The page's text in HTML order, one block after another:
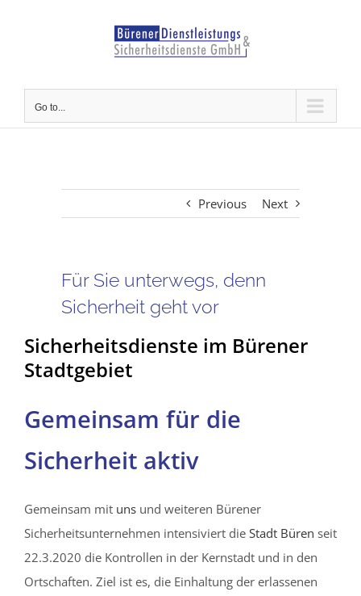
Go to...
Previous Next
Für Sie unterwegs, denn
Sicherheit geht vor
Sicherheitsdienste im Bürener
Stadtgebiet
Gemeinsam für die
Sicherheit aktiv
Gemeinsam mit uns und weiteren Bürener
Sicherheitsunternehmen intensiviert die Stadt Büren seit
22.3.2020 die Kontrollen in der Kernstadt und in den
Ortschaften. Ziel ist es, die Einhaltung der erlassenen